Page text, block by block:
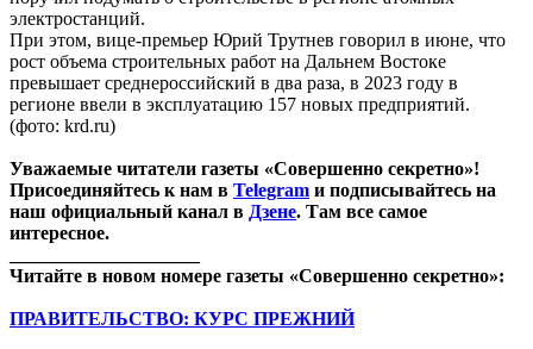
электростанций.
При этом, вице-премьер Юрий Трутнев говорил в июне, что
рост объема строительных работ на Дальнем Востоке
превышает среднероссийский в два раза, в 2023 году в
регионе ввели в эксплуатацию 157 новых предприятий.
(фото: krd.ru)
Уважаемые читатели газеты «Совершенно секретно»!
Присоединяйтесь к нам в Telegram и подписывайтесь на
наш официальный канал в Дзене. Там все самое
интересное.
Читайте в новом номере газеты «Совершенно секретно»:
ПРАВИТЕЛЬСТВО: КУРС ПРЕЖНИЙ